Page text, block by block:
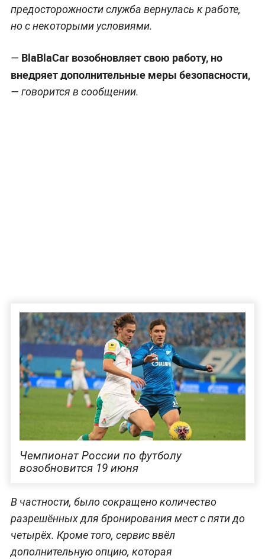
предосторожности служба вернулась к работе,
но с некоторыми условиями.
— BlaBlaCar возобновляет свою работу, но
внедряет дополнительные меры безопасности,
— говорится в сообщении.
Чемпионат России по футболу
возобновится 19 июня
В частности, было сокращено количество
разрешённых для бронирования мест с пяти до
четырёх. Кроме того, сервис ввёл
дополнительную опцию, которая